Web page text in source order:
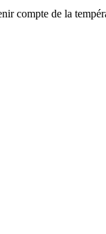
compte de la